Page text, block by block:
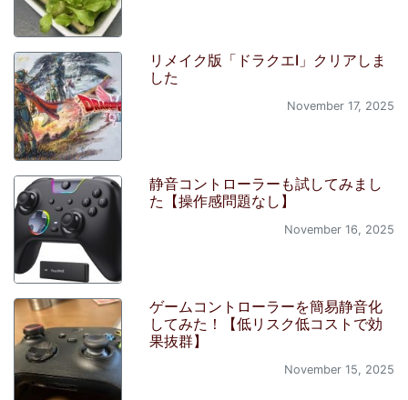
リメイク版「ドラクエI」クリアしま
した
November 17, 2025
静音コントローラーも試してみまし
た【操作感問題なし】
November 16, 2025
ゲームコントローラーを簡易静音化
してみた！【低リスク低コストで効
果抜群】
November 15, 2025